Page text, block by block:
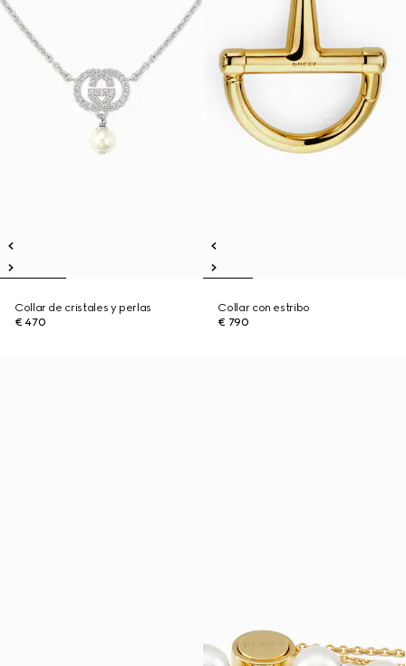
Collar de cristales y perlas
€ 470
Collar con estribo
€ 790